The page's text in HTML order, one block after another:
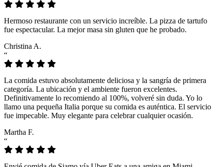
Hermoso restaurante con un servicio increíble. La pizza de tartufo
fue espectacular. La mejor masa sin gluten que he probado.
Christina A.
“
La comida estuvo absolutamente deliciosa y la sangría de primera
categoría. La ubicación y el ambiente fueron excelentes.
Definitivamente lo recomiendo al 100%, volveré sin duda. Yo lo
llamo una pequeña Italia porque su comida es auténtica. El servicio
fue impecable. Muy elegante para celebrar cualquier ocasión.
Martha F.
“